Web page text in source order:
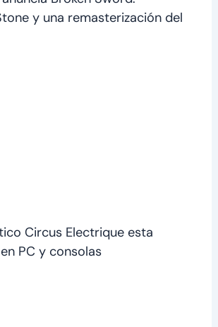
y una remasterización del
Circus Electrique esta
PC y consolas